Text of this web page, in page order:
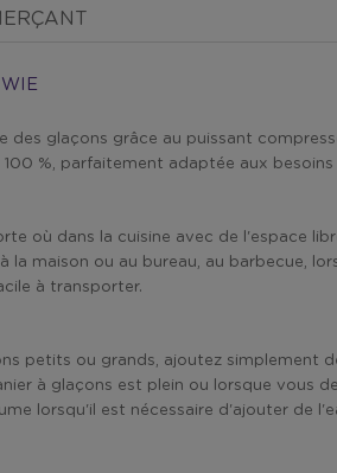
WIE
des glaçons grâce au puissant
%, parfaitement adaptée aux
où dans la cuisine avec de l'espace
maison ou au bureau, au barbecue,
à transporter.
petits ou grands, ajoutez simplement
à glaçons est plein ou lorsque vous
lorsqu'il est nécessaire d'ajouter de